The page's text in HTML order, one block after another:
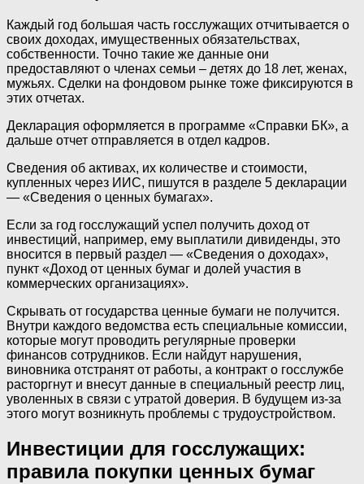
Каждый год большая часть госслужащих отчитывается о
своих доходах, имущественных обязательствах,
собственности. Точно такие же данные они
предоставляют о членах семьи – детях до 18 лет, женах,
мужьях. Сделки на фондовом рынке тоже фиксируются в
этих отчетах.
Декларация оформляется в программе «Справки БК», а
дальше отчет отправляется в отдел кадров.
Сведения об активах, их количестве и стоимости,
купленных через ИИС, пишутся в разделе 5 декларации
— «Сведения о ценных бумагах».
Если за год госслужащий успел получить доход от
инвестиций, например, ему выплатили дивиденды, это
вносится в первый раздел — «Сведения о доходах»,
пункт «Доход от ценных бумаг и долей участия в
коммерческих организациях».
Скрывать от государства ценные бумаги не получится.
Внутри каждого ведомства есть специальные комиссии,
которые могут проводить регулярные проверки
финансов сотрудников. Если найдут нарушения,
виновника отстранят от работы, а контракт о госслужбе
расторгнут и внесут данные в специальный реестр лиц,
уволенных в связи с утратой доверия. В будущем из-за
этого могут возникнуть проблемы с трудоустройством.
Инвестиции для госслужащих:
правила покупки ценных бумаг